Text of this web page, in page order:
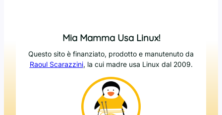
Mia Mamma Usa Linux!
Questo sito è finanziato, prodotto e manutenuto da
Raoul Scarazzini, la cui madre usa Linux dal 2009.